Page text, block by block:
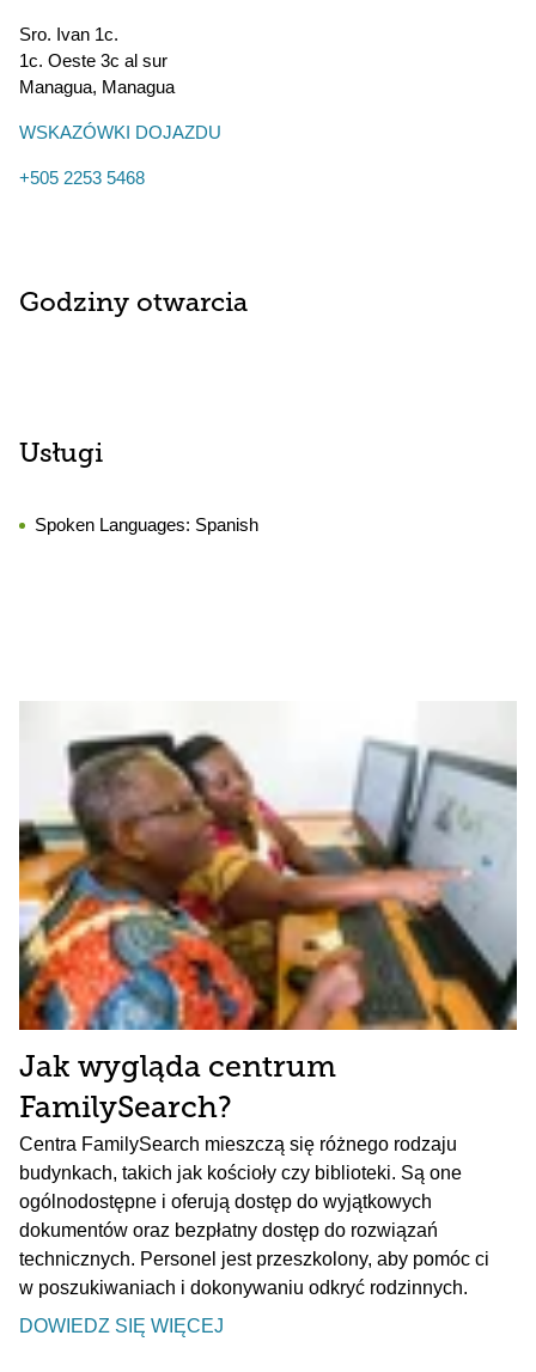
Sro. Ivan 1c.
1c. Oeste 3c al sur
Managua, Managua
WSKAZÓWKI DOJAZDU
+505 2253 5468
Godziny otwarcia
Usługi
Spoken Languages: Spanish
Jak wygląda centrum
FamilySearch?
Centra FamilySearch mieszczą się różnego rodzaju
budynkach, takich jak kościoły czy biblioteki. Są one
ogólnodostępne i oferują dostęp do wyjątkowych
dokumentów oraz bezpłatny dostęp do rozwiązań
technicznych. Personel jest przeszkolony, aby pomóc ci
w poszukiwaniach i dokonywaniu odkryć rodzinnych.
DOWIEDZ SIĘ WIĘCEJ